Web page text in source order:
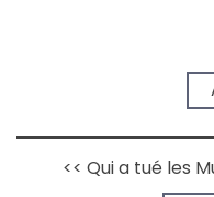
<< Qui a tué les